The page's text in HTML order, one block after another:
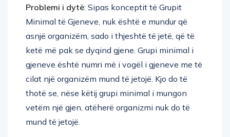
Problemi i dytë: Sipas konceptit të Grupit
Minimal të Gjeneve, nuk është e mundur që
asnjë organizëm, sado i thjeshtë të jetë, që të
ketë më pak se dyqind gjene. Grupi minimal i
gjeneve është numri më i vogël i gjeneve me të
cilat një organizëm mund të jetojë. Kjo do të
thotë se, nëse këtij grupi minimal i mungon
vetëm një gjen, atëherë organizmi nuk do të
mund të jetojë.